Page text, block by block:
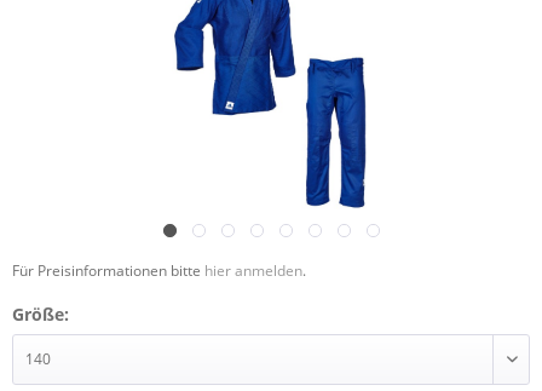
Für Preisinformationen bitte hier anmelden.
Größe: